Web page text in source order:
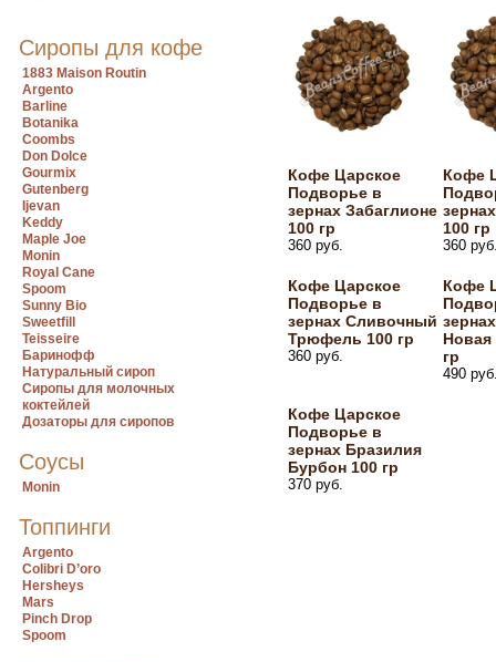
Сиропы для кофе
1883 Maison Routin
Argento
Barline
Botanika
Coombs
Don Dolce
Gourmix
Gutenberg
Ijevan
Keddy
Maple Joe
Monin
Royal Cane
Spoom
Sunny Bio
Sweetfill
Teisseire
Баринофф
Натуральный сироп
Сиропы для молочных
коктейлей
Дозаторы для сиропов
Соусы
Monin
Топпинги
Argento
Colibri D’oro
Hersheys
Mars
Pinch Drop
Spoom
Кофе Царское
Подворье в
зернах Забаглионе
100 гр
360 руб.
Кофе
100 гр
360
Кофе Царское
Подворье в
зернах Сливочный
Трюфель 100 гр
360 руб.
Кофе
Новая
гр
490
Кофе Царское
Подворье в
зернах Бразилия
Бурбон 100 гр
370 руб.